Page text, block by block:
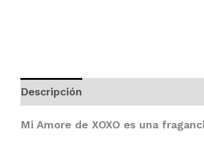
Descripción
Mi Amore de XOXO es una